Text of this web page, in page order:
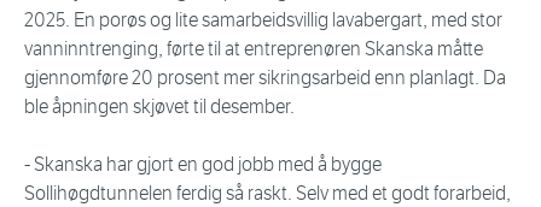
2025. En porøs og lite samarbeidsvillig lavabergart, med stor
vanninntrenging, førte til at entreprenøren Skanska måtte
gjennomføre 20 prosent mer sikringsarbeid enn planlagt. Da
ble åpningen skjøvet til desember.
- Skanska har gjort en god jobb med å bygge
Sollihøgdtunnelen ferdig så raskt. Selv med et godt forarbeid,